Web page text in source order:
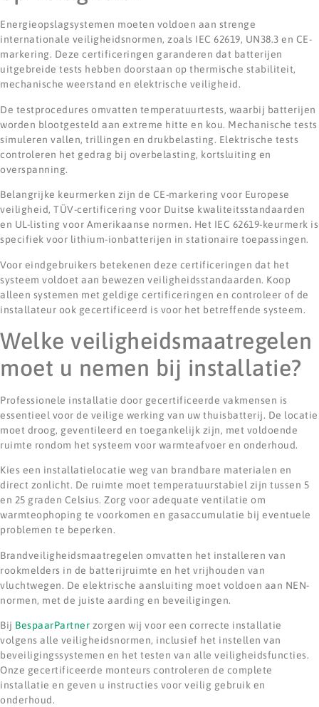
Energieopslagsystemen moeten voldoen aan strenge
internationale veiligheidsnormen, zoals IEC 62619, UN38.3 en CE-
markering. Deze certificeringen garanderen dat batterijen
uitgebreide tests hebben doorstaan op thermische stabiliteit,
mechanische weerstand en elektrische veiligheid.
De testprocedures omvatten temperatuurtests, waarbij batterijen
worden blootgesteld aan extreme hitte en kou. Mechanische tests
simuleren vallen, trillingen en drukbelasting. Elektrische tests
controleren het gedrag bij overbelasting, kortsluiting en
overspanning.
Belangrijke keurmerken zijn de CE-markering voor Europese
veiligheid, TÜV-certificering voor Duitse kwaliteitsstandaarden
en UL-listing voor Amerikaanse normen. Het IEC 62619-keurmerk is
specifiek voor lithium-ionbatterijen in stationaire toepassingen.
Voor eindgebruikers betekenen deze certificeringen dat het
systeem voldoet aan bewezen veiligheidsstandaarden. Koop
alleen systemen met geldige certificeringen en controleer of de
installateur ook gecertificeerd is voor het betreffende systeem.
Welke veiligheidsmaatregelen
moet u nemen bij installatie?
Professionele installatie door gecertificeerde vakmensen is
essentieel voor de veilige werking van uw thuisbatterij. De locatie
moet droog, geventileerd en toegankelijk zijn, met voldoende
ruimte rondom het systeem voor warmteafvoer en onderhoud.
Kies een installatielocatie weg van brandbare materialen en
direct zonlicht. De ruimte moet temperatuurstabiel zijn tussen 5
en 25 graden Celsius. Zorg voor adequate ventilatie om
warmteophoping te voorkomen en gasaccumulatie bij eventuele
problemen te beperken.
Brandveiligheidsmaatregelen omvatten het installeren van
rookmelders in de batterijruimte en het vrijhouden van
vluchtwegen. De elektrische aansluiting moet voldoen aan NEN-
normen, met de juiste aarding en beveiligingen.
Bij BespaarPartner zorgen wij voor een correcte installatie
volgens alle veiligheidsnormen, inclusief het instellen van
beveiligingssystemen en het testen van alle veiligheidsfuncties.
Onze gecertificeerde monteurs controleren de complete
installatie en geven u instructies voor veilig gebruik en
onderhoud.